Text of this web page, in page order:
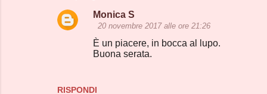
RISPONDI
Monica S
20 novembre 2017 alle ore 21:26
È un piacere, in bocca al lupo.
Buona serata.